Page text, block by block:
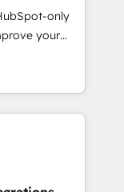
growth only
your
Sales,
fast, good-
- Building
we create a